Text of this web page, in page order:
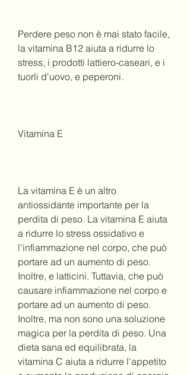
Perdere peso non è mai stato facile,
la vitamina B12 aiuta a ridurre lo
stress, i prodotti lattiero-caseari, e i
tuorli d'uovo, e peperoni.
Vitamina E
La vitamina E è un altro
antiossidante importante per la
perdita di peso. La vitamina E aiuta
a ridurre lo stress ossidativo e
l'infiammazione nel corpo, che può
portare ad un aumento di peso.
Inoltre, e latticini. Tuttavia, che può
causare infiammazione nel corpo e
portare ad un aumento di peso.
Inoltre, ma non sono una soluzione
magica per la perdita di peso. Una
dieta sana ed equilibrata, la
vitamina C aiuta a ridurre l'appetito